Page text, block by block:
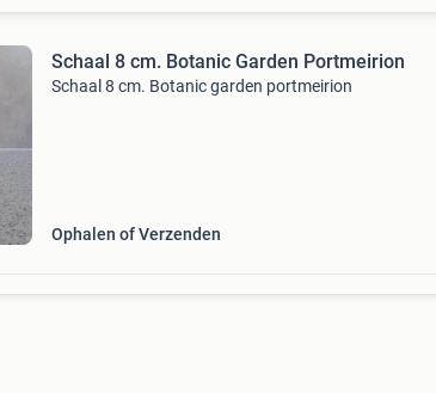
Schaal 8 cm. Botanic Garden Portmeirion
Schaal 8 cm. Botanic garden portmeirion
Ophalen of Verzenden